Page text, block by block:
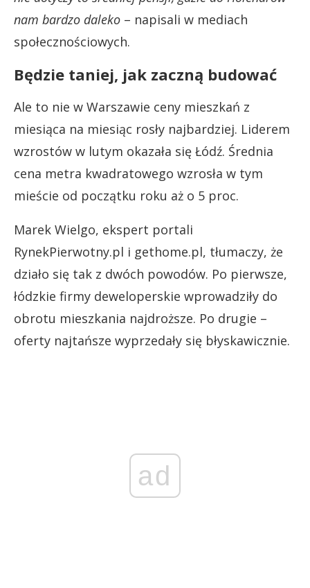
nam bardzo daleko – napisali w mediach
społecznościowych.
Będzie taniej, jak zaczną budować
Ale to nie w Warszawie ceny mieszkań z
miesiąca na miesiąc rosły najbardziej. Liderem
wzrostów w lutym okazała się Łódź. Średnia
cena metra kwadratowego wzrosła w tym
mieście od początku roku aż o 5 proc.
Marek Wielgo, ekspert portali
RynekPierwotny.pl i gethome.pl, tłumaczy, że
działo się tak z dwóch powodów. Po pierwsze,
łódzkie firmy deweloperskie wprowadziły do
obrotu mieszkania najdroższe. Po drugie –
oferty najtańsze wyprzedały się błyskawicznie.
ad